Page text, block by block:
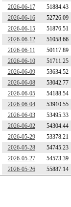
2026-06-17
51884.43
2026-06-16
52726.09
2026-06-15
51876.51
2026-06-12
51058.66
2026-06-11
50117.89
2026-06-10
51711.25
2026-06-09
53634.52
2026-06-08
53042.77
2026-06-05
54188.54
2026-06-04
53910.55
2026-06-03
53495.33
2026-06-02
54304.44
2026-05-29
53378.21
2026-05-28
54745.23
2026-05-27
54573.39
2026-05-26
55887.14